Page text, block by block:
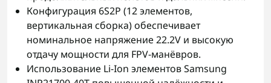
Конфигурация 6S2P (12 элементов,
вертикальная сборка) обеспечивает
номинальное напряжение 22.2V и высокую
отдачу мощности для FPV-манёвров.
Использование Li-Ion элементов Samsung